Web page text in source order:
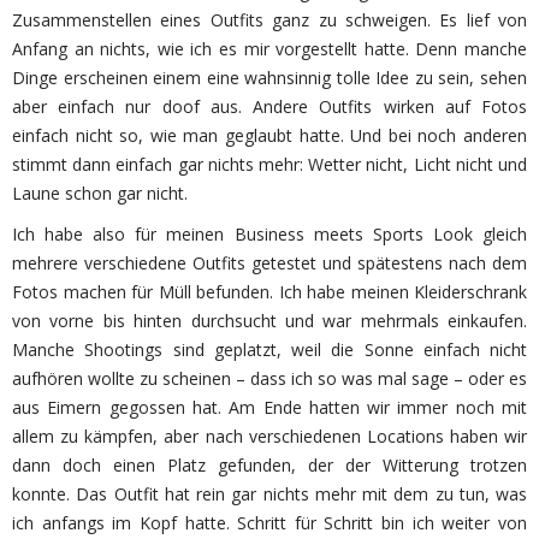
Zusammenstellen eines Outfits ganz zu schweigen. Es lief von
Anfang an nichts, wie ich es mir vorgestellt hatte. Denn manche
Dinge erscheinen einem eine wahnsinnig tolle Idee zu sein, sehen
aber einfach nur doof aus. Andere Outfits wirken auf Fotos
einfach nicht so, wie man geglaubt hatte. Und bei noch anderen
stimmt dann einfach gar nichts mehr: Wetter nicht, Licht nicht und
Laune schon gar nicht.
Ich habe also für meinen Business meets Sports Look gleich
mehrere verschiedene Outfits getestet und spätestens nach dem
Fotos machen für Müll befunden. Ich habe meinen Kleiderschrank
von vorne bis hinten durchsucht und war mehrmals einkaufen.
Manche Shootings sind geplatzt, weil die Sonne einfach nicht
aufhören wollte zu scheinen – dass ich so was mal sage – oder es
aus Eimern gegossen hat. Am Ende hatten wir immer noch mit
allem zu kämpfen, aber nach verschiedenen Locations haben wir
dann doch einen Platz gefunden, der der Witterung trotzen
konnte. Das Outfit hat rein gar nichts mehr mit dem zu tun, was
ich anfangs im Kopf hatte. Schritt für Schritt bin ich weiter von